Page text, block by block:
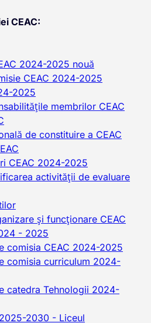
CEAC:
2024-2025 nouă
CEAC 2024-2025
2025
membrilor CEAC
de constituire a CEAC
CEAC 2024-2025
activității de evaluare
și funcționare CEAC
- 2025
comisia CEAC 2024-2025
comisia curriculum 2024-
catedra Tehnologii 2024-
2030 - Liceul